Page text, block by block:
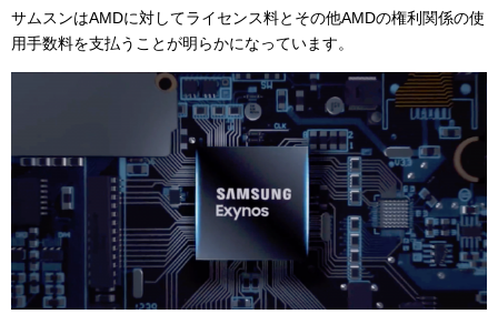
サムスンはAMDに対してライセンス料とその他AMDの権利関係の使
用手数料を支払うことが明らかになっています。